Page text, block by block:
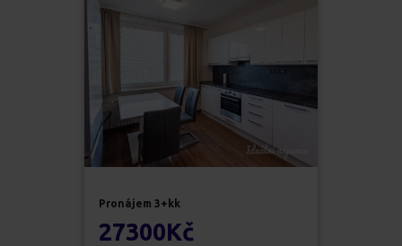
Pronájem 3+kk
27300Kč